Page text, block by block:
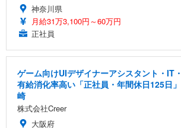
神奈川県
月給31万3,100円～60万円
正社員
ゲーム向けUIデザイナーアシスタント・IT
有給消化率高い「正社員・年間休日125日
崎
株式会社Creer
大阪府